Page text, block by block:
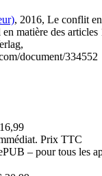
, 2016, Le conflit
matière des
document/334552
Prix TTC
– pour tous les